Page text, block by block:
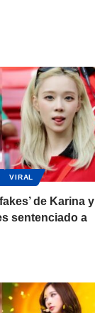
VIRAL
de Karina y
sentenciado a